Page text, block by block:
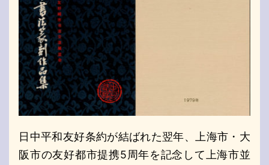
日中平和友好条約が結ばれた翌年、上海市・大
阪市の友好都市提携5周年を記念して上海市並